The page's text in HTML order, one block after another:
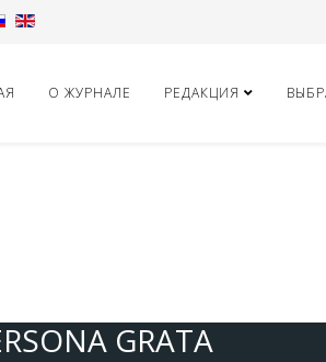
О ЖУРНАЛЕ РЕДАКЦИЯ
GRATA